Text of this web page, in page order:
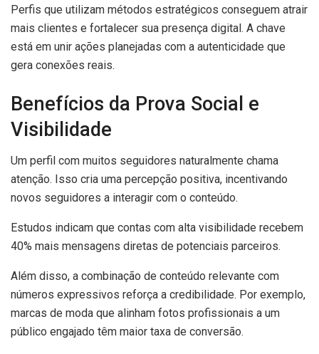
Perfis que utilizam métodos estratégicos conseguem atrair
mais clientes e fortalecer sua presença digital. A chave
está em unir ações planejadas com a autenticidade que
gera conexões reais.
Benefícios da Prova Social e
Visibilidade
Um perfil com muitos seguidores naturalmente chama
atenção. Isso cria uma percepção positiva, incentivando
novos seguidores a interagir com o conteúdo.
Estudos indicam que contas com alta visibilidade recebem
40% mais mensagens diretas de potenciais parceiros.
Além disso, a combinação de conteúdo relevante com
números expressivos reforça a credibilidade. Por exemplo,
marcas de moda que alinham fotos profissionais a um
público engajado têm maior taxa de conversão.